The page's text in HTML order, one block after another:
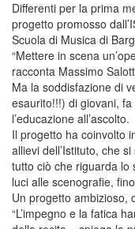
Differenti per la prima
progetto promosso
Scuola di Musica di
“Mettere in scena
racconta Massimo
Ma la soddisfazione di
esaurito!!!) di giovani,
l’educazione all’ascolto.
Il progetto ha coinvolto
allievi dell’Istituto, che
tutto ciò che riguarda lo
luci alle scenografie,
Un progetto ambizioso,
“L’impegno e la fatica